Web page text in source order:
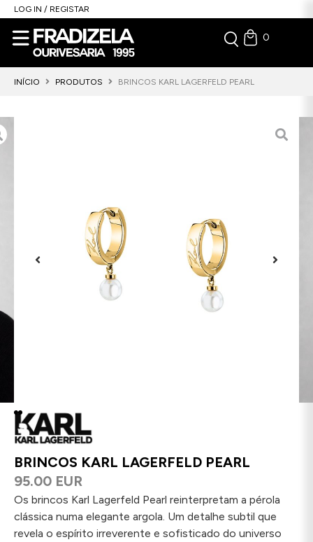
LOG IN / REGISTAR
0
INÍCIO PRODUTOS BRINCOS KARL LAGERFELD PEARL
BRINCOS KARL LAGERFELD PEARL
95.00 EUR
Os brincos Karl Lagerfeld Pearl reinterpretam a pérola
clássica numa elegante argola. Um detalhe subtil que
revela o espírito irreverente e sofisticado do universo